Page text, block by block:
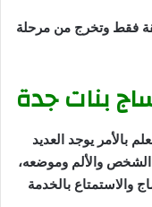
على كرسي التدليك 15 دقيقة فقط وتخرج من مرحلة
بنات جدة
بالأمر يوجد العديد
والألم وموضعه،
بالخدمة